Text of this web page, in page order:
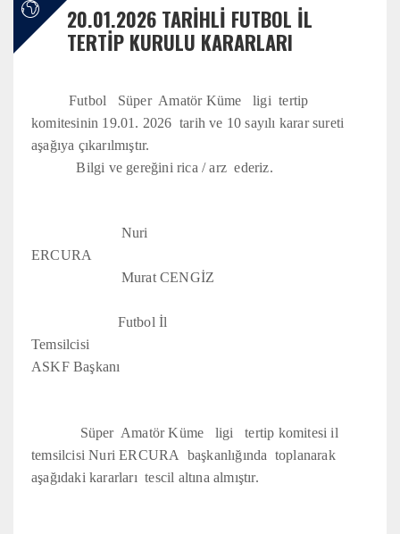
20.01.2026 TARIHLI FUTBOL İL
TERTIP KURULU KARARLARI
Futbol Süper Amatör Küme ligi tertip
komitesinin 19.01. 2026 tarih ve 10 sayılı karar sureti
aşağıya çıkarılmıştır.
Bilgi ve gereğini rica / arz ederiz.
Nuri
ERCURA
Murat CENGİZ
Futbol İl
Temsilcisi
ASKF Başkanı
Süper Amatör Küme ligi tertip komitesi il
temsilcisi Nuri ERCURA başkanlığında toplanarak
aşağıdaki kararları tescil altına almıştır.